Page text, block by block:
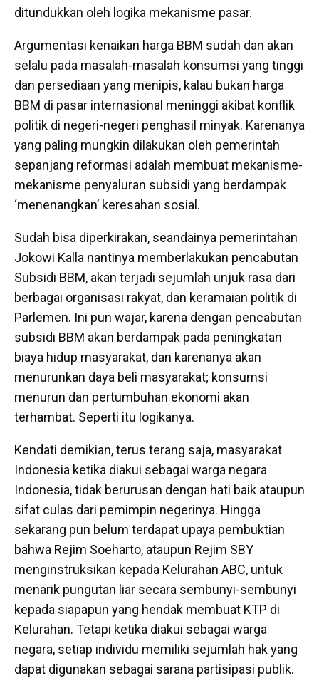
ditundukkan oleh logika mekanisme pasar.
Argumentasi kenaikan harga BBM sudah dan akan
selalu pada masalah-masalah konsumsi yang tinggi
dan persediaan yang menipis, kalau bukan harga
BBM di pasar internasional meninggi akibat konflik
politik di negeri-negeri penghasil minyak. Karenanya
yang paling mungkin dilakukan oleh pemerintah
sepanjang reformasi adalah membuat mekanisme-
mekanisme penyaluran subsidi yang berdampak
‘menenangkan’ keresahan sosial.
Sudah bisa diperkirakan, seandainya pemerintahan
Jokowi Kalla nantinya memberlakukan pencabutan
Subsidi BBM, akan terjadi sejumlah unjuk rasa dari
berbagai organisasi rakyat, dan keramaian politik di
Parlemen. Ini pun wajar, karena dengan pencabutan
subsidi BBM akan berdampak pada peningkatan
biaya hidup masyarakat, dan karenanya akan
menurunkan daya beli masyarakat; konsumsi
menurun dan pertumbuhan ekonomi akan
terhambat. Seperti itu logikanya.
Kendati demikian, terus terang saja, masyarakat
Indonesia ketika diakui sebagai warga negara
Indonesia, tidak berurusan dengan hati baik ataupun
sifat culas dari pemimpin negerinya. Hingga
sekarang pun belum terdapat upaya pembuktian
bahwa Rejim Soeharto, ataupun Rejim SBY
menginstruksikan kepada Kelurahan ABC, untuk
menarik pungutan liar secara sembunyi-sembunyi
kepada siapapun yang hendak membuat KTP di
Kelurahan. Tetapi ketika diakui sebagai warga
negara, setiap individu memiliki sejumlah hak yang
dapat digunakan sebagai sarana partisipasi publik.